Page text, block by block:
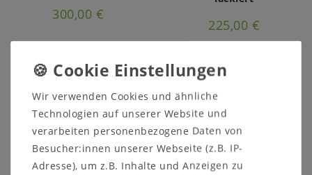
300,00 €
225,00 €
In den Warenkorb
Wir verwenden Cookies und ähnliche
Technologien auf unserer Website und
verarbeiten personenbezogene Daten von
Besucher:innen unserer Webseite (z.B. IP-
Adresse), um z.B. Inhalte und Anzeigen zu